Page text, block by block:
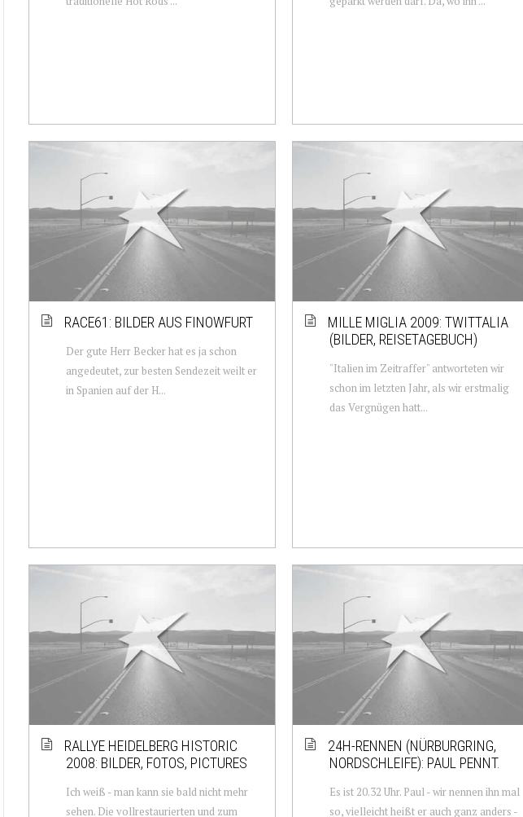
RACE61: BILDER AUS FINOWFURT
Der gute Herr Becker hat es ja schon
angedeutet, zur besten Sendezeit weilt er
in Spanien auf der H...
MILLE MIGLIA 2009: TWITTALIA
(BILDER, REISETAGEBUCH)
"Italien im Zeitraffer" antworteten wir
schon im letzten Jahr, als wir erstmalig
das Vergnügen hatt...
RALLYE HEIDELBERG HISTORIC
2008: BILDER, FOTOS, PICTURES
Ich weiß - man kann sie bald nicht mehr
sehen. Die vollrestaurierten und zum
24H-RENNEN (NÜRBURGRING,
NORDSCHLEIFE): PAUL PENNT.
Es ist 20.32 Uhr. Paul - wir nennen ihn mal
so, vielleicht heißt er auch ganz anders -